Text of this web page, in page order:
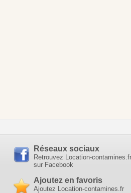
Réseaux sociaux
Retrouvez Location-contamines.fr
sur Facebook
Ajoutez en favoris
Ajoutez Location-contamines.fr